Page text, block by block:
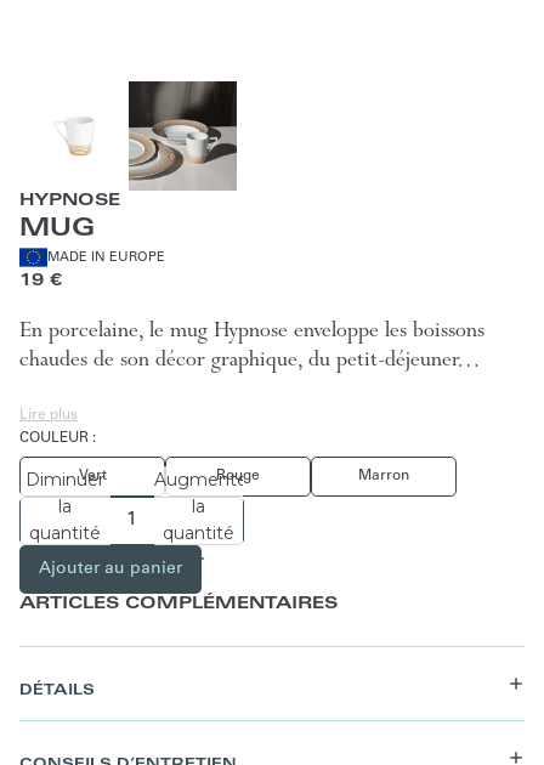
HYPNOSE
MUG
MADE IN EUROPE
19 €
En porcelaine, le mug Hypnose enveloppe les boissons
chaudes de son décor graphique, du petit-déjeuner…
Lire plus
COULEUR :
Vert Rouge Marron
Diminuer
la
quantité
Augmenter
la
quantité
Ajouter au panier
ARTICLES COMPLÉMENTAIRES
DÉTAILS